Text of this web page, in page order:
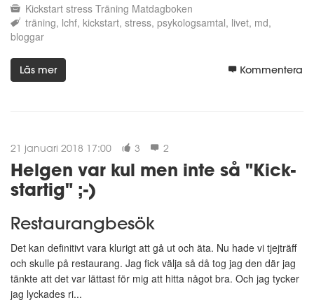
Kickstart stress Träning Matdagboken
träning lchf kickstart stress psykologsamtal livet md
bloggar
Läs mer Kommentera
21 januari 2018 17:00 3 2
Helgen var kul men inte så "Kick-
startig" ;-)
Restaurangbesök
Det kan definitivt vara klurigt att gå ut och äta. Nu hade vi tjejträff
och skulle på restaurang. Jag fick välja så då tog jag den där jag
tänkte att det var lättast för mig att hitta något bra. Och jag tycker
jag lyckades ri...